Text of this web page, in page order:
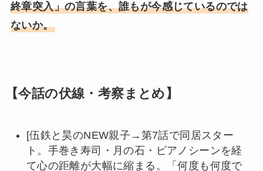
終章突入」の言葉を、誰もが今感じているのでは
ないか。
【今話の伏線・考察まとめ】
[伍鉄と昊のNEW親子→第7話で同居スター
ト。手巻き寿司・月の石・ピアノシーンを経
て心の距離が大幅に縮まる。「何度も何度で